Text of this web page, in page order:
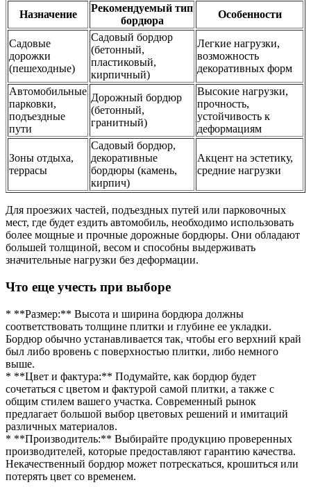
Назначение
Рекомендуемый тип
бордюра
Особенности
Садовые
дорожки
(пешеходные)
Садовый бордюр
(бетонный,
пластиковый,
кирпичный)
Легкие нагрузки,
возможность
декоративных форм
Автомобильные
парковки,
подъездные
пути
Дорожный бордюр
(бетонный,
гранитный)
Высокие нагрузки,
прочность,
устойчивость к
деформациям
Зоны отдыха,
террасы
Садовый бордюр,
декоративные
бордюры (камень,
кирпич)
Акцент на эстетику,
средние нагрузки
Для проезжих частей, подъездных путей или парковочных
мест, где будет ездить автомобиль, необходимо использовать
более мощные и прочные дорожные бордюры. Они обладают
большей толщиной, весом и способны выдерживать
значительные нагрузки без деформации.
Что еще учесть при выборе
* **Размер:** Высота и ширина бордюра должны
соответствовать толщине плитки и глубине ее укладки.
Бордюр обычно устанавливается так, чтобы его верхний край
был либо вровень с поверхностью плитки, либо немного
выше.
* **Цвет и фактура:** Подумайте, как бордюр будет
сочетаться с цветом и фактурой самой плитки, а также с
общим стилем вашего участка. Современный рынок
предлагает большой выбор цветовых решений и имитаций
различных материалов.
* **Производитель:** Выбирайте продукцию проверенных
производителей, которые предоставляют гарантию качества.
Некачественный бордюр может потрескаться, крошиться или
потерять цвет со временем.